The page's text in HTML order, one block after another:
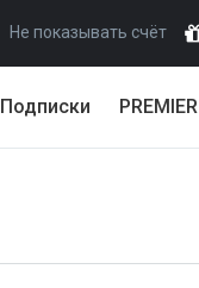
Не показывать счёт
Подписки PREMIER